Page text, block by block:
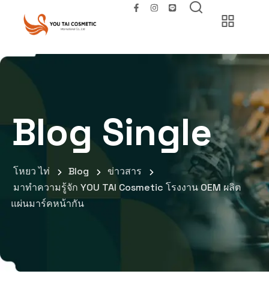
Blog Single
โหยว ไท่ Blog
ข่าวสาร
มาทำความรู้จัก YOU TAI Cosmetic โรงงาน OEM ผลิต
แผ่นมาร์คหน้ากัน